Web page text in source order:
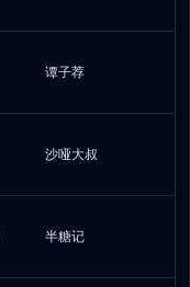
谭子荐
沙哑大叔
半糖记